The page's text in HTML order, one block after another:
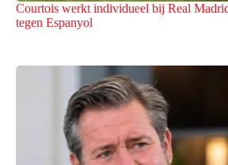
Courtois werkt individueel bij Real
tegen Espanyol